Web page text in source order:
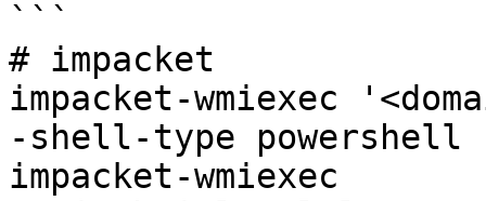
```
# impacket
impacket-wmiexec
-shell-type powershell
impacket-wmiexec